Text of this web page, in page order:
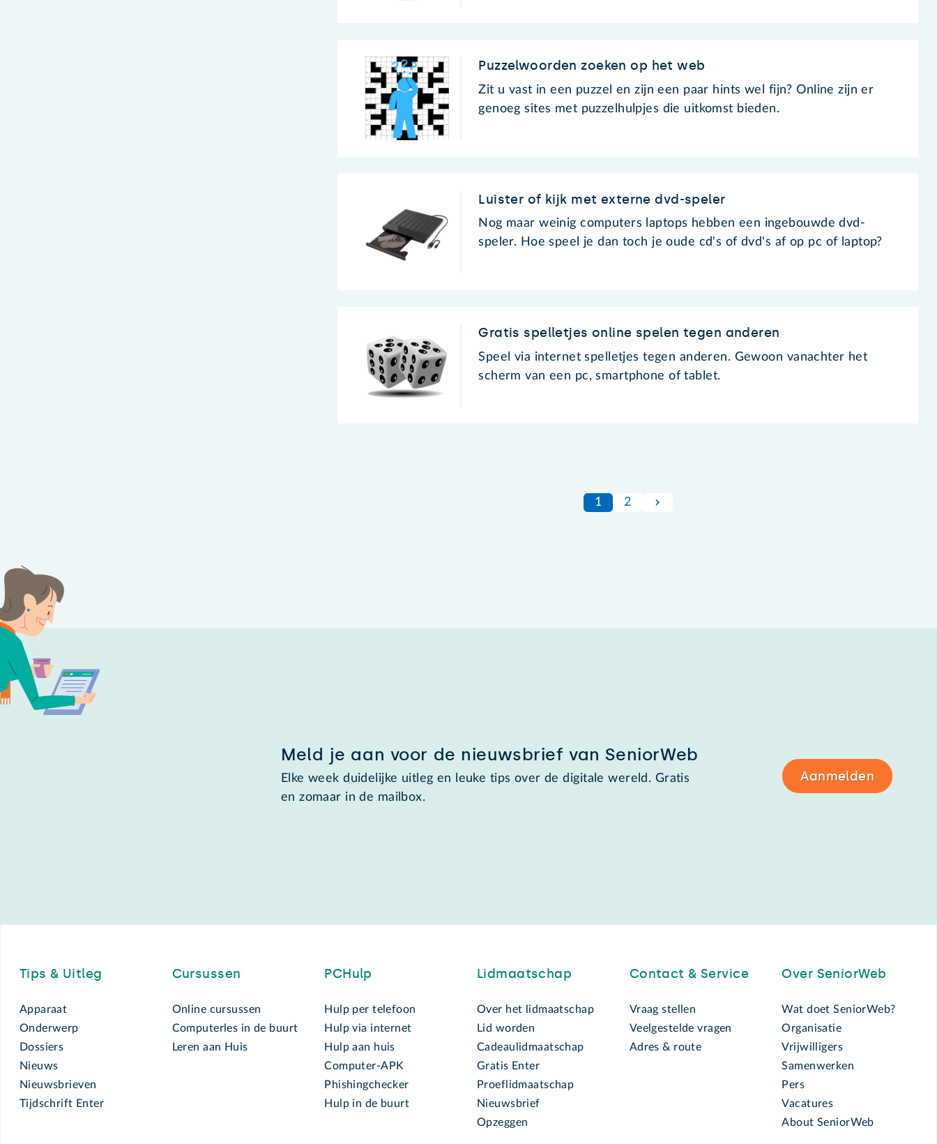
Puzzelwoorden zoeken op het web
Zit u vast in een puzzel en zijn een paar hints wel fijn? Online zijn er
genoeg sites met puzzelhulpjes die uitkomst bieden.
Luister of kijk met externe dvd-speler
Nog maar weinig computers laptops hebben een ingebouwde dvd-
speler. Hoe speel je dan toch je oude cd's of dvd's af op pc of laptop?
Gratis spelletjes online spelen tegen anderen
Speel via internet spelletjes tegen anderen. Gewoon vanachter het
scherm van een pc, smartphone of tablet.
1 2
Meld je aan voor de nieuwsbrief van SeniorWeb
Elke week duidelijke uitleg en leuke tips over de digitale wereld. Gratis
en zomaar in de mailbox.
Aanmelden
Tips & Uitleg
Apparaat
Onderwerp
Dossiers
Nieuws
Nieuwsbrieven
Tijdschrift Enter
Cursussen
Online cursussen
Computerles in de buurt
Leren aan Huis
PCHulp
Hulp per telefoon
Hulp via internet
Hulp aan huis
Computer-APK
Phishingchecker
Hulp in de buurt
Lidmaatschap
Over het lidmaatschap
Lid worden
Cadeaulidmaatschap
Gratis Enter
Proeflidmaatschap
Nieuwsbrief
Opzeggen
Contact & Service
Vraag stellen
Veelgestelde vragen
Adres & route
Over SeniorWeb
Wat doet SeniorWeb?
Organisatie
Vrijwilligers
Samenwerken
Pers
Vacatures
About SeniorWeb